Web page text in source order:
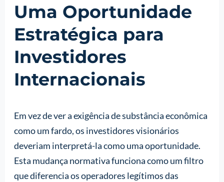
Uma Oportunidade
Estratégica para
Investidores
Internacionais
Em vez de ver a exigência de substância econômica
como um fardo, os investidores visionários
deveriam interpretá-la como uma oportunidade.
Esta mudança normativa funciona como um filtro
que diferencia os operadores legítimos das